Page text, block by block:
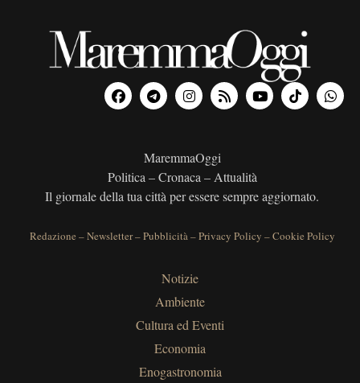
MaremmaOggi
Politica – Cronaca – Attualità
Il giornale della tua città per essere sempre aggiornato.
Redazione –Newsletter–Pubblicità–Privacy Policy –Cookie Policy
Notizie
Ambiente
Cultura ed Eventi
Economia
Enogastronomia